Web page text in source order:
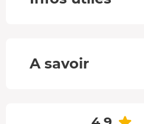
A savoir